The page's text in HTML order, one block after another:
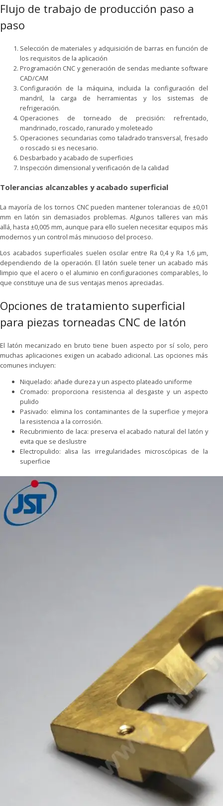
Flujo de trabajo de producción paso a
paso
Selección de materiales y adquisición de barras en función de
los requisitos de la aplicación
Programación CNC y generación de sendas mediante software
CAD/CAM
Configuración de la máquina, incluida la configuración del
mandril, la carga de herramientas y los sistemas de
refrigeración.
Operaciones de torneado de precisión: refrentado,
mandrinado, roscado, ranurado y moleteado
Operaciones secundarias como taladrado transversal, fresado
o roscado si es necesario.
Desbarbado y acabado de superficies
Inspección dimensional y verificación de la calidad
Tolerancias alcanzables y acabado superficial
La mayoría de los tornos CNC pueden mantener tolerancias de ±0,01
mm en latón sin demasiados problemas. Algunos talleres van más
allá, hasta ±0,005 mm, aunque para ello suelen necesitar equipos más
modernos y un control más minucioso del proceso.
Los acabados superficiales suelen oscilar entre Ra 0,4 y Ra 1,6 μm,
dependiendo de la operación. El latón suele tener un acabado más
limpio que el acero o el aluminio en configuraciones comparables, lo
que constituye una de sus ventajas menos apreciadas.
Opciones de tratamiento superficial
para piezas torneadas CNC de latón
El latón mecanizado en bruto tiene buen aspecto por sí solo, pero
muchas aplicaciones exigen un acabado adicional. Las opciones más
comunes incluyen:
Niquelado: añade dureza y un aspecto plateado uniforme
Cromado: proporciona resistencia al desgaste y un aspecto
pulido
Pasivado: elimina los contaminantes de la superficie y mejora
la resistencia a la corrosión.
Recubrimiento de laca: preserva el acabado natural del latón y
evita que se deslustre
Electropulido: alisa las irregularidades microscópicas de la
superficie